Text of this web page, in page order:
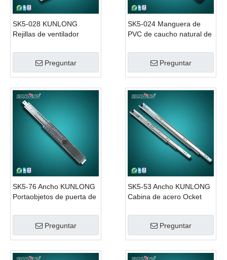
SK5-028 KUNLONG
Rejillas de ventilador
Preguntar
SK5-024 Manguera de
PVC de caucho natural de
Preguntar
SK5-76 Ancho KUNLONG
Portaobjetos de puerta de
pesado
Preguntar
SK5-53 Ancho KUNLONG
Cabina de acero Ocket
Preguntar